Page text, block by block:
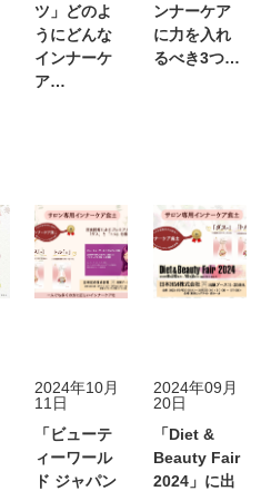
ツ」どのよ
うにどんな
インナーケ
ア…
ンナーケア
に力を入れ
るべき3つ…
2024年10月
11日
「ビューテ
ィーワール
ド ジャパン
2024年09月
20日
「Diet &
Beauty Fair
2024」に出